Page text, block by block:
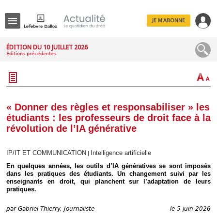
JE M'ABONNE
ÉDITION DU 10 JUILLET 2026
Éditions précédentes
e
« Donner des règles et responsabiliser » les
étudiants : les professeurs de droit face à la
révolution de l’IA générative
IP/IT ET COMMUNICATION
Intelligence artificielle
En quelques années, les outils d’IA génératives se sont imposés
dans les pratiques des étudiants. Un changement suivi par les
enseignants en droit, qui planchent sur l’adaptation de leurs
pratiques.
par Gabriel Thierry, Journaliste le 5 juin 2026